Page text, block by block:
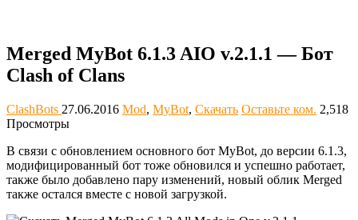
Merged MyBot 6.1.3 AIO v.2.1.1 — Бот
Clash of Clans
ClashBots 27.06.2016 Mod, MyBot, Скачать Оставьте ком. 2,518
Просмотры
В связи с обновлением основного бот MyBot, до версии 6.1.3,
модифицированный бот тоже обновился и успешно работает,
также было добавлено пару изменений, новый облик Merged
также остался вместе с новой загрузкой.